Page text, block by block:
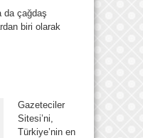
da çağdaş
biri olarak
Gazeteciler
Sitesi’ni,
Türkiye’nin en